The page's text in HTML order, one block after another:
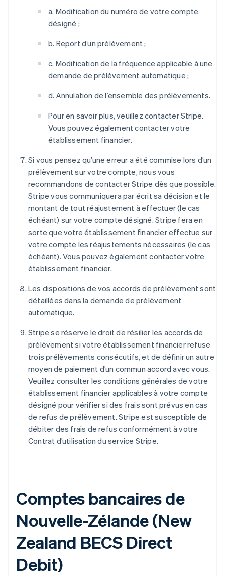
a. Modification du numéro de votre compte
désigné ;
b. Report d’un prélèvement ;
c. Modification de la fréquence applicable à une
demande de prélèvement automatique ;
d. Annulation de l’ensemble des prélèvements.
Pour en savoir plus, veuillez contacter Stripe.
Vous pouvez également contacter votre
établissement financier.
Si vous pensez qu’une erreur a été commise lors d’un
prélèvement sur votre compte, nous vous
recommandons de contacter Stripe dès que possible.
Stripe vous communiquera par écrit sa décision et le
montant de tout réajustement à effectuer (le cas
échéant) sur votre compte désigné. Stripe fera en
sorte que votre établissement financier effectue sur
votre compte les réajustements nécessaires (le cas
échéant). Vous pouvez également contacter votre
établissement financier.
Les dispositions de vos accords de prélèvement sont
détaillées dans la demande de prélèvement
automatique.
Stripe se réserve le droit de résilier les accords de
prélèvement si votre établissement financier refuse
trois prélèvements consécutifs, et de définir un autre
moyen de paiement d’un commun accord avec vous.
Veuillez consulter les conditions générales de votre
établissement financier applicables à votre compte
désigné pour vérifier si des frais sont prévus en cas
de refus de prélèvement. Stripe est susceptible de
débiter des frais de refus conformément à votre
Contrat d’utilisation du service Stripe.
Comptes bancaires de
Nouvelle-Zélande (New
Zealand BECS Direct
Debit)